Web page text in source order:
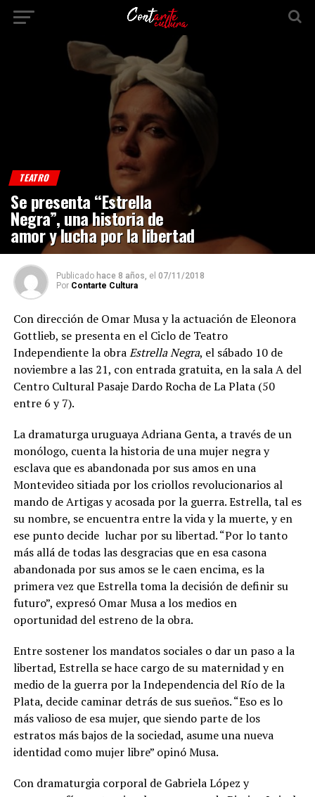
TEATRO
Se presenta “Estrella
Negra”, una historia de
amor y lucha por la libertad
Publicado hace 8 años, el 07/11/2018
Por Contarte Cultura
Con dirección de Omar Musa y la actuación de Eleonora
Gottlieb, se presenta en el Ciclo de Teatro
Independiente la obraEstrella Negra, el sábado 10 de
noviembre a las 21, con entrada gratuita, en la sala A del
Centro Cultural Pasaje Dardo Rocha de La Plata (50
entre 6 y 7).
La dramaturga uruguaya Adriana Genta, a través de un
monólogo, cuenta la historia de una mujer negra y
esclava que es abandonada por sus amos en una
Montevideo sitiada por los criollos revolucionarios al
mando de Artigas y acosada por la guerra. Estrella, tal es
su nombre, se encuentra entre la vida y la muerte, y en
ese punto decide luchar por su libertad. “Por lo tanto
más allá de todas las desgracias que en esa casona
abandonada por sus amos se le caen encima, es la
primera vez que Estrella toma la decisión de definir su
futuro”, expresó Omar Musa a los medios en
oportunidad del estreno de la obra.
Entre sostener los mandatos sociales o dar un paso a la
libertad, Estrella se hace cargo de su maternidad y en
medio de la guerra por la Independencia del Río de la
Plata, decide caminar detrás de sus sueños. “Eso es lo
más valioso de esa mujer, que siendo parte de los
estratos más bajos de la sociedad, asume una nueva
identidad como mujer libre” opinó Musa.
Con dramaturgia corporal de Gabriela López y